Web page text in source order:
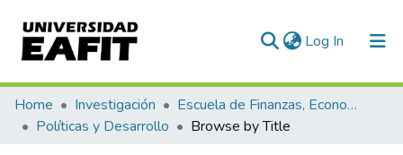
Log In (current)
Communities & Collections
All of DSpace
Home Investigación
Escuela de Finanzas, Economía y Gobierno
Políticas y Desarrollo
Browse by Title